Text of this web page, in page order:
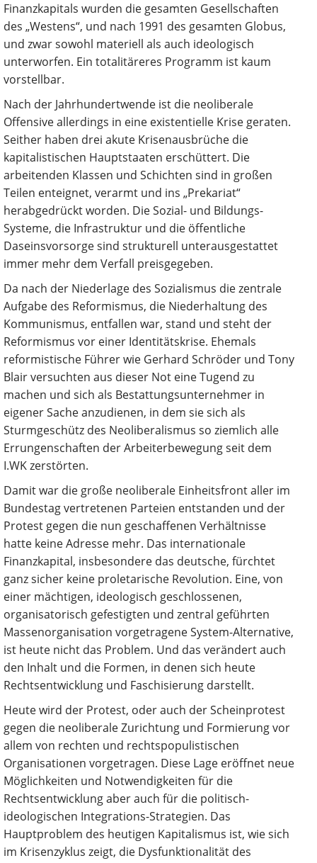
Finanzkapitals wurden die gesamten Gesellschaften
des „Westens“, und nach 1991 des gesamten Globus,
und zwar sowohl materiell als auch ideologisch
unterworfen. Ein totalitäreres Programm ist kaum
vorstellbar.
Nach der Jahrhundertwende ist die neoliberale
Offensive allerdings in eine existentielle Krise geraten.
Seither haben drei akute Krisenausbrüche die
kapitalistischen Hauptstaaten erschüttert. Die
arbeitenden Klassen und Schichten sind in großen
Teilen enteignet, verarmt und ins „Prekariat“
herabgedrückt worden. Die Sozial- und Bildungs-
Systeme, die Infrastruktur und die öffentliche
Daseinsvorsorge sind strukturell unterausgestattet
immer mehr dem Verfall preisgegeben.
Da nach der Niederlage des Sozialismus die zentrale
Aufgabe des Reformismus, die Niederhaltung des
Kommunismus, entfallen war, stand und steht der
Reformismus vor einer Identitätskrise. Ehemals
reformistische Führer wie Gerhard Schröder und Tony
Blair versuchten aus dieser Not eine Tugend zu
machen und sich als Bestattungsunternehmer in
eigener Sache anzudienen, in dem sie sich als
Sturmgeschütz des Neoliberalismus so ziemlich alle
Errungenschaften der Arbeiterbewegung seit dem
I.WK zerstörten.
Damit war die große neoliberale Einheitsfront aller im
Bundestag vertretenen Parteien entstanden und der
Protest gegen die nun geschaffenen Verhältnisse
hatte keine Adresse mehr. Das internationale
Finanzkapital, insbesondere das deutsche, fürchtet
ganz sicher keine proletarische Revolution. Eine, von
einer mächtigen, ideologisch geschlossenen,
organisatorisch gefestigten und zentral geführten
Massenorganisation vorgetragene System-Alternative,
ist heute nicht das Problem. Und das verändert auch
den Inhalt und die Formen, in denen sich heute
Rechtsentwicklung und Faschisierung darstellt.
Heute wird der Protest, oder auch der Scheinprotest
gegen die neoliberale Zurichtung und Formierung vor
allem von rechten und rechtspopulistischen
Organisationen vorgetragen. Diese Lage eröffnet neue
Möglichkeiten und Notwendigkeiten für die
Rechtsentwicklung aber auch für die politisch-
ideologischen Integrations-Strategien. Das
Hauptproblem des heutigen Kapitalismus ist, wie sich
im Krisenzyklus zeigt, die Dysfunktionalität des